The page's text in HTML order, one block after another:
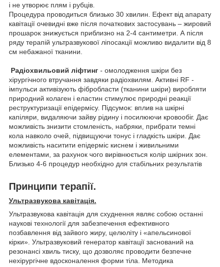
і не утворює плям і рубців.
Процедура проводиться близько 30 хвилин. Ефект від апарату
кавітації очевидні вже після початкових застосувань – жировий
прошарок знижується приблизно на 2-4 сантиметри. А після
ряду терапій ультразвукової ліпосакції можливо видалити від 8
см небажаної тканини.
Радіохвильовий ліфтинг - омолодження шкіри без
хірургічного втручання завдяки радіохвилям. Активні RF -
імпульси активізують фібробласти (тканини шкіри) виробляти
природний колаген і еластин стимулює природні реакції
реструктуризації епідермісу. Підсумок: вплив на шкірні
капіляри, видаляючи зайву рідину і посилюючи кровообіг. Дає
можливість знизити стомленість, набряки, прибрати темні
кола навколо очей, підвищуючи тонус і гладкість шкіри. Дає
можливість наситити епідерміс киснем і живильними
елементами, за рахунок чого вирівнюється колір шкірних зон.
Близько 4-6 процедур необхідно для стабільних результатів
Принципи терапії.
Ультразвукова кавітація.
Ультразвукова кавітація для схуднення являє собою останні
наукові технології для забезпечення ефективного
позбавлення від зайвого жиру, целюліту і «апельсинової
кірки». Ультразвуковий генератор кавітації заснований на
резонансі хвиль тиску, що дозволяє проводити безпечне
нехірургічне вдосконалення форми тіла. Методика